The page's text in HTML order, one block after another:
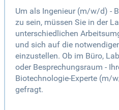
Um als Ingenieur (m/w/d) -
zu sein, müssen Sie in der
unterschiedlichen
und sich auf die
einzustellen. Ob im Büro,
oder Besprechungsraum -
Biotechnologie-Experte (m/
gefragt.